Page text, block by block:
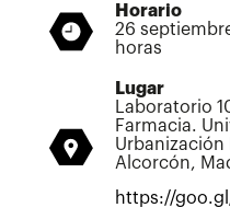
Horario
26
horas
Lugar
Laboratorio
Farmacia.
Alcorcón,
https://